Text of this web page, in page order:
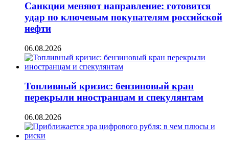
Санкции меняют направление: готовится
удар по ключевым покупателям российской
нефти
06.08.2026
Топливный кризис: бензиновый кран
перекрыли иностранцам и спекулянтам
06.08.2026